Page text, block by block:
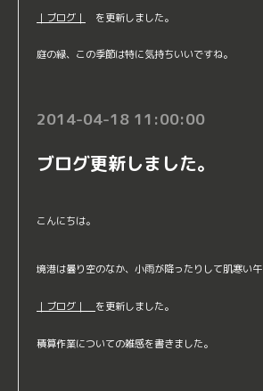
｜ブログ｜ を更新しました。
庭の緑、この季節は特に気持ちいいですね。
2014-04-18 11:00:00
ブログ更新しました。
こんにちは。
境港は曇り空のなか、小雨が降ったりして肌寒い午
｜ブログ｜ を更新しました。
積算作業についての雑感を書きました。